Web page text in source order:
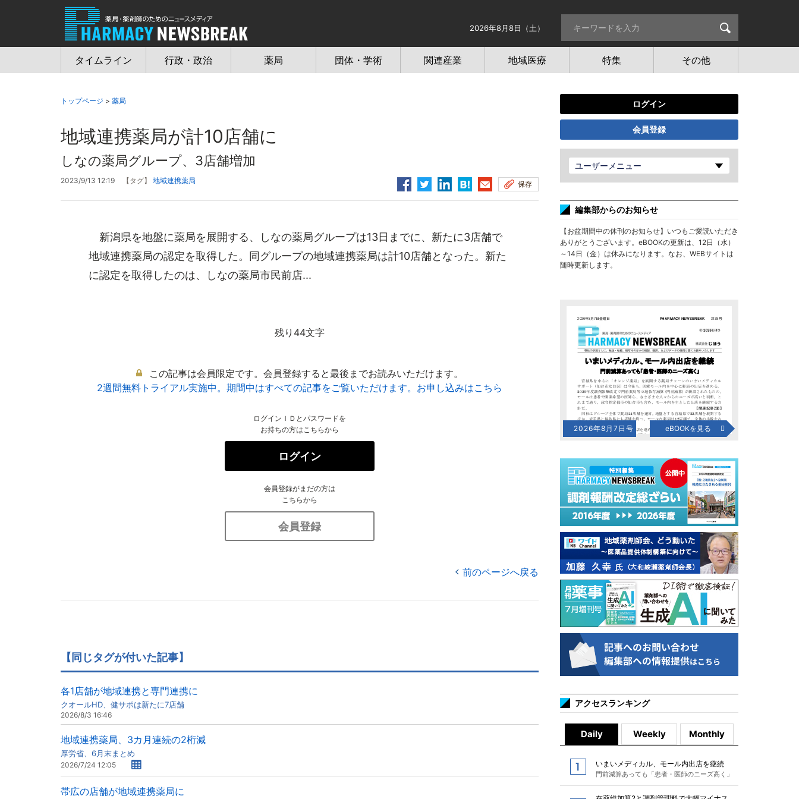
2026年8月8日（土）
タイムライン 行政・政治 薬局 団体・学術 関連産業 地域医療 特集 その他
トップページ > 薬局
地域連携薬局が計10店舗に
しなの薬局グループ、3店舗増加
2023/9/13 12:19 【タグ】 地域連携薬局 保存
新潟県を地盤に薬局を展開する、しなの薬局グループは13日までに、新たに3店舗で
地域連携薬局の認定を取得した。同グループの地域連携薬局は計10店舗となった。新た
に認定を取得したのは、しなの薬局市民前店...
残り44文字
この記事は会員限定です。会員登録すると最後までお読みいただけます。
2週間無料トライアル実施中。期間中はすべての記事をご覧いただけます。お申し込みはこちら
ログインＩＤとパスワードを
お持ちの方はこちらから
ログイン
会員登録がまだの方は
こちらから
会員登録
前のページへ戻る
【同じタグが付いた記事】
各1店舗が地域連携と専門連携に
クオールHD、健サポは新たに7店舗
2026/8/3 16:46
地域連携薬局、3カ月連続の2桁減
厚労省、6月末まとめ
2026/7/24 12:05
帯広の店舗が地域連携薬局に
ログイン
会員登録
ユーザーメニュー
編集部からのお知らせ
【お盆期間中の休刊のお知らせ】いつもご愛読いただき
ありがとうございます。eBOOKの更新は、12日（水）
～14日（金）は休みになります。なお、WEBサイトは
随時更新します。
2026年8月7日号 eBOOKを見る
アクセスランキング
Daily Weekly Monthly
いまいメディカル、モール内出店を継続
門前減算あっても「患者・医師のニーズ高く」